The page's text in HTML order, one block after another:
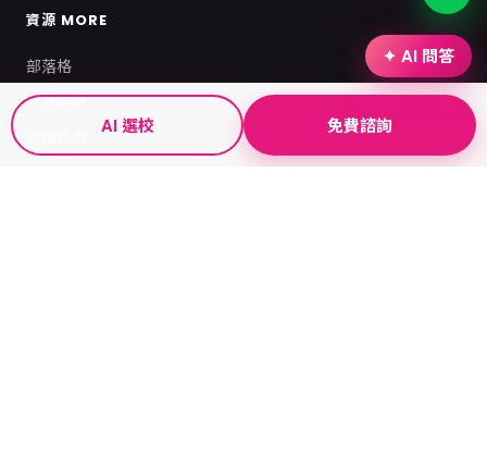
資源 MORE
部落格
常見問題
AI 選校 免費諮詢
✦ AI 問答